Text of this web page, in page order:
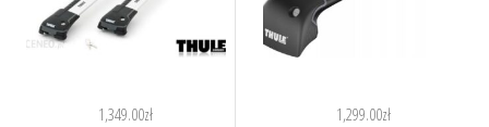
1,349.00zł 1,299.00zł